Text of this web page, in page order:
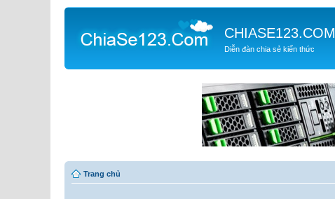
CHIASE123.COM
Diễn đàn chia sẻ kiến thức
Trang chủ